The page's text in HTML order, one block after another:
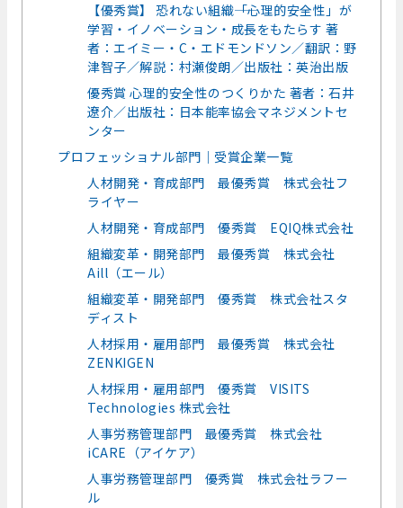
【優秀賞】 恐れない組織――「心理的安全性」が
学習・イノベーション・成長をもたらす 著
者：エイミー・C・エドモンドソン／翻訳：野
津智子／解説：村瀬俊朗／出版社：英治出版
優秀賞 心理的安全性のつくりかた 著者：石井
遼介／出版社：日本能率協会マネジメントセ
ンター
プロフェッショナル部門｜受賞企業一覧
人材開発・育成部門 最優秀賞 株式会社フ
ライヤー
人材開発・育成部門 優秀賞 EQIQ株式会社
組織変革・開発部門 最優秀賞 株式会社
Aill（エール）
組織変革・開発部門 優秀賞 株式会社スタ
ディスト
人材採用・雇用部門 最優秀賞 株式会社
ZENKIGEN
人材採用・雇用部門 優秀賞 VISITS
Technologies 株式会社
人事労務管理部門 最優秀賞 株式会社
iCARE（アイケア）
人事労務管理部門 優秀賞 株式会社ラフー
ル